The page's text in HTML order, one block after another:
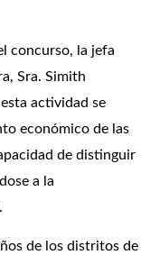
concurso, la jefa
Sra. Simith
actividad se
económico de las
de distinguir
a la
de los distritos de